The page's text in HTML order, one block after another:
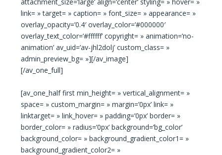
link= » target= » caption= » font_size= » appearance= »
overlay_opacity=’0.4′ overlay_color=’#000000′
overlay_text_color=’#ffffff’ copyright= » animation=’no-
animation’ av_uid=’av-jhl2dolj’ custom_class= »
admin_preview_bg= »][/av_image]
[/av_one_full]
[av_one_half first min_height= » vertical_alignment= »
space= » custom_margin= » margin=’0px’ link= »
linktarget= » link_hover= » padding=’0px’ border= »
border_color= » radius=’0px’ background=’bg_color’
background_color= » background_gradient_color1= »
background_gradient_color2= »